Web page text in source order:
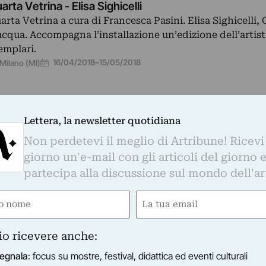
Vetrina - Elisa Sighicelli
Vetrina a cura di Francesca Pasini. Elisa Sighicelli,
Accompagna l’installazione un’edizione
Milano (MI) 16/04/2018–15/05/2018
DELLE DONNE
Vetrina - Sophie Ko
contemporanee raccontano la loro relazione con
i pensieri.
Lettera, la newsletter quotidiana
Non perdetevi il meglio di Artribune! Ricevi
giorno un'e-mail con gli articoli del giorno e
partecipa alla discussione sul mondo
Email
ricevere anche:
: focus su mostre, festival, didattica ed eventi culturali